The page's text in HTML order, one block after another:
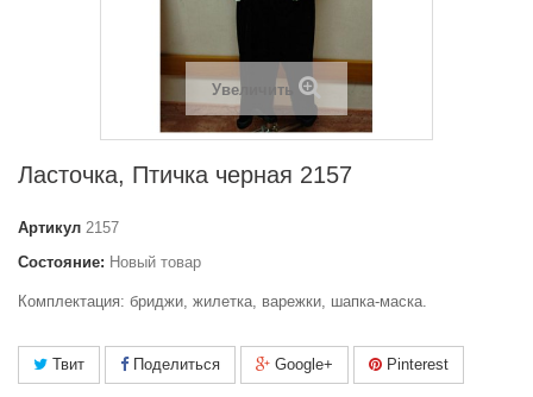
Увеличить
Ласточка, Птичка черная 2157
Артикул 2157
Состояние: Новый товар
Комплектация: бриджи, жилетка, варежки, шапка-маска.
Твит Поделиться Google+ Pinterest